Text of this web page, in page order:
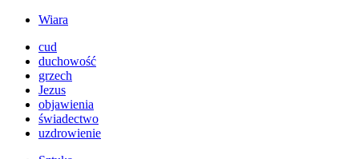
Wiara
cud
duchowość
grzech
Jezus
objawienia
świadectwo
uzdrowienie